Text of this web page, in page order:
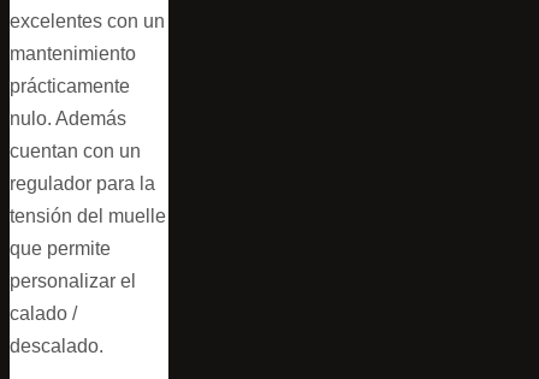
excelentes con un
mantenimiento
prácticamente
nulo. Además
cuentan con un
regulador para la
tensión del muelle
que permite
personalizar el
calado /
descalado.